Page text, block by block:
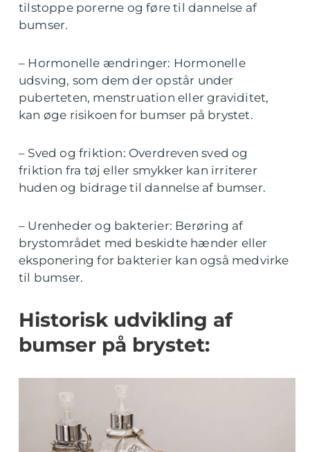
tilstoppe porerne og føre til dannelse af
bumser.
– Hormonelle ændringer: Hormonelle
udsving, som dem der opstår under
puberteten, menstruation eller graviditet,
kan øge risikoen for bumser på brystet.
– Sved og friktion: Overdreven sved og
friktion fra tøj eller smykker kan irriterer
huden og bidrage til dannelse af bumser.
– Urenheder og bakterier: Berøring af
brystområdet med beskidte hænder eller
eksponering for bakterier kan også medvirke
til bumser.
Historisk udvikling af
bumser på brystet: